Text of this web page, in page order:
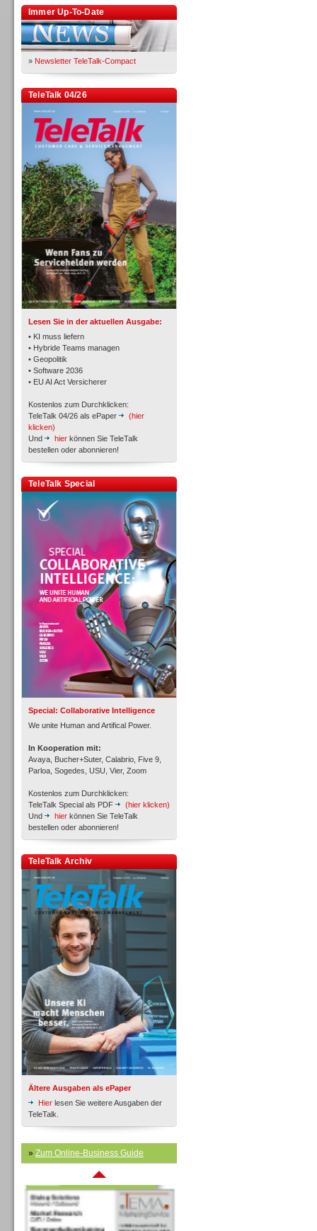
Immer Up-To-Date
» Newsletter TeleTalk-Compact
TeleTalk 04/26
Lesen Sie in der aktuellen Ausgabe:
• KI muss liefern
• Hybride Teams managen
• Geopolitik
• Software 2036
• EU AI Act Versicherer
Kostenlos zum Durchklicken:
TeleTalk 04/26 als ePaper
(hier
klicken)
Und
hier können Sie TeleTalk
bestellen oder abonnieren!
TeleTalk Special
Special: Collaborative Intelligence
We unite Human and Artifical Power.
In Kooperation mit:
Avaya, Bucher+Suter, Calabrio, Five 9,
Parloa, Sogedes, USU, Vier, Zoom
Kostenlos zum Durchklicken:
TeleTalk Special als PDF
(hier klicken)
Und
hier können Sie TeleTalk
bestellen oder abonnieren!
TeleTalk Archiv
Ältere Ausgaben als ePaper
Hier lesen Sie weitere Ausgaben der
TeleTalk.
» Zum Online-Business Guide
TK- und ACD-Systeme
Workforce-Management
Personal
Inbound
Inbound
Inbound
Inbound